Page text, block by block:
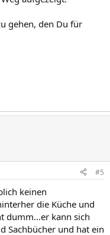
gehen, den Du für
#5
keinen
die Küche und
dumm...er kann sich
Sachbücher und hat ein